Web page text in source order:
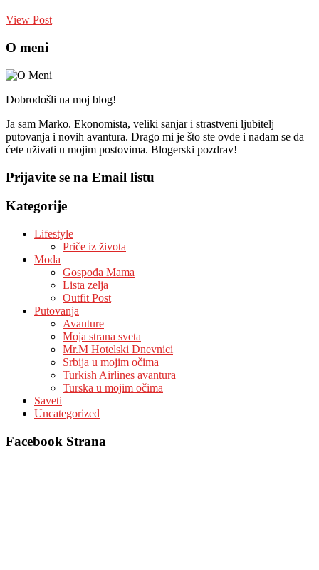
View Post
O meni
Dobrodošli na moj blog!
Ja sam Marko. Ekonomista, veliki sanjar i strastveni ljubitelj
putovanja i novih avantura. Drago mi je što ste ovde i nadam se da
ćete uživati u mojim postovima. Blogerski pozdrav!
Prijavite se na Email listu
Kategorije
Lifestyle
Priče iz života
Moda
Gospođa Mama
Lista zelja
Outfit Post
Putovanja
Avanture
Moja strana sveta
Mr.M Hotelski Dnevnici
Srbija u mojim očima
Turkish Airlines avantura
Turska u mojim očima
Saveti
Uncategorized
Facebook Strana